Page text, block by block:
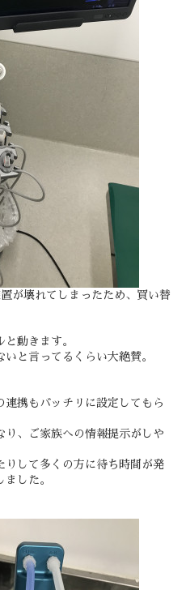
が壊れてしまったため、買い替
動きます。
と言ってるくらい大絶賛。
携もバッチリに設定してもら
り、ご家族への情報提示がしや
りして多くの方に待ち時間が発
した。